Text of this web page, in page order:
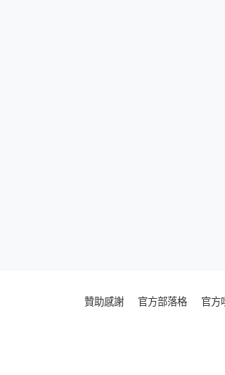
贊助感謝 官方部落格 官方